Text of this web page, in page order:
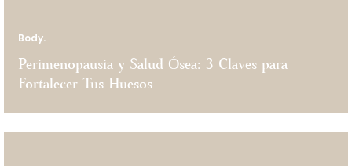
Body.
Perimenopausia y Salud Ósea: 3 Claves para
Fortalecer Tus Huesos